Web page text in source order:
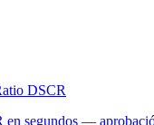
DSCR
en segundos —